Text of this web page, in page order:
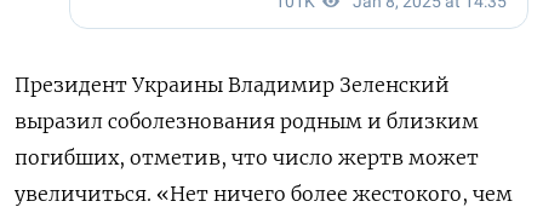
Президент Украины Владимир Зеленский
выразил соболезнования родным и близким
погибших, отметив, что число жертв может
увеличиться. «Нет ничего более жестокого, чем